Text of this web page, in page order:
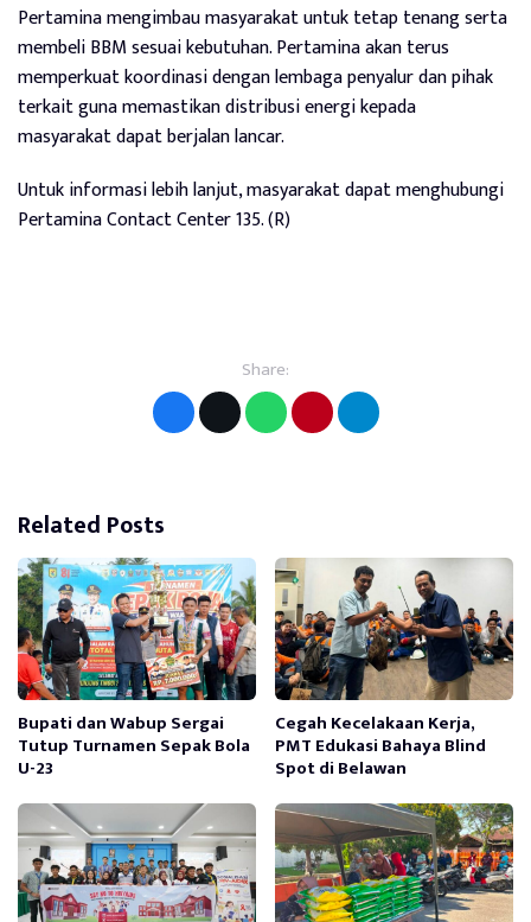
Pertamina mengimbau masyarakat untuk tetap tenang serta
membeli BBM sesuai kebutuhan. Pertamina akan terus
memperkuat koordinasi dengan lembaga penyalur dan pihak
terkait guna memastikan distribusi energi kepada
masyarakat dapat berjalan lancar.
Untuk informasi lebih lanjut, masyarakat dapat menghubungi
Pertamina Contact Center 135. (R)
Share:
Related Posts
Bupati dan Wabup Sergai
Tutup Turnamen Sepak Bola
U-23
Cegah Kecelakaan Kerja,
PMT Edukasi Bahaya Blind
Spot di Belawan